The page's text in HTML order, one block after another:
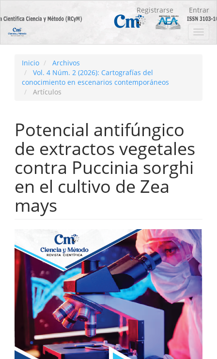
principal
Contenido
principal
Barra
Registrarse Entrar
Inicio
Archivos
Vol. 4 Núm. 2 (2026): Cartografías del
conocimiento en escenarios contemporáneos
Artículos
Potencial antifúngico
de extractos vegetales
contra Puccinia sorghi
en el cultivo de Zea
mays